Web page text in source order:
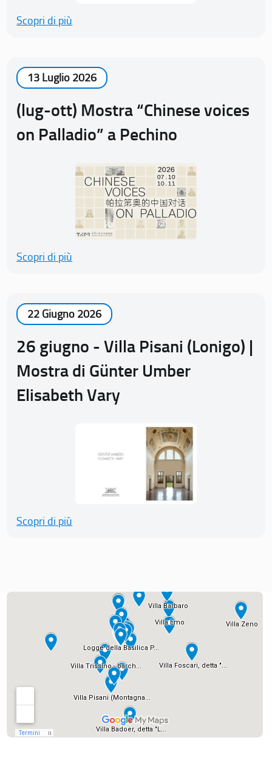
Scopri di più
13 Luglio 2026
(lug-ott) Mostra “Chinese voices
on Palladio” a Pechino
Scopri di più
22 Giugno 2026
26 giugno - Villa Pisani (Lonigo) |
Mostra di Günter Umber
Elisabeth Vary
Scopri di più